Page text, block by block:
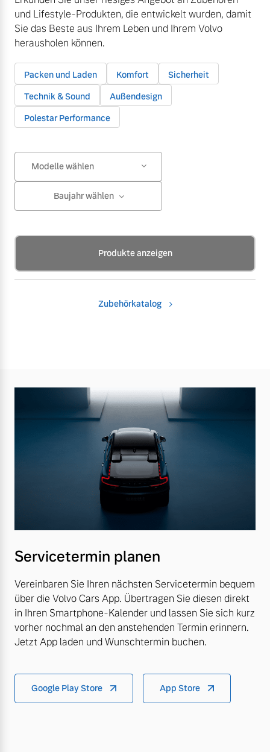
und Lifestyle-Produkten, die entwickelt wurden, damit
Sie das Beste aus Ihrem Leben und Ihrem Volvo
herausholen können.
Packen und Laden Komfort
Sicherheit
Technik & Sound
Außendesign
Polestar Performance
Modelle wählen
Baujahr wählen
Produkte anzeigen
Zubehörkatalog
Servicetermin planen
Vereinbaren Sie Ihren nächsten Servicetermin bequem
über die Volvo Cars App. Übertragen Sie diesen direkt
in Ihren Smartphone-Kalender und lassen Sie sich kurz
vorher nochmal an den anstehenden Termin erinnern.
Jetzt App laden und Wunschtermin buchen.
Google Play Store App Store